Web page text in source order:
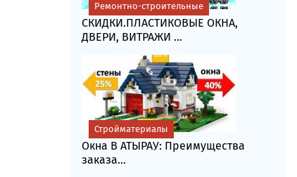
СКИДКИ.ПЛАСТИКОВЫЕ ОКНА,
ДВЕРИ, ВИТРАЖИ ...
Ремонтно-строительные
Окна В АТЫРАУ: Преимущества
заказа...
Стройматериалы